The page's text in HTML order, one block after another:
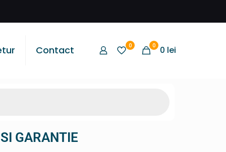
Contact 0 0 0 lei
GARANTIE